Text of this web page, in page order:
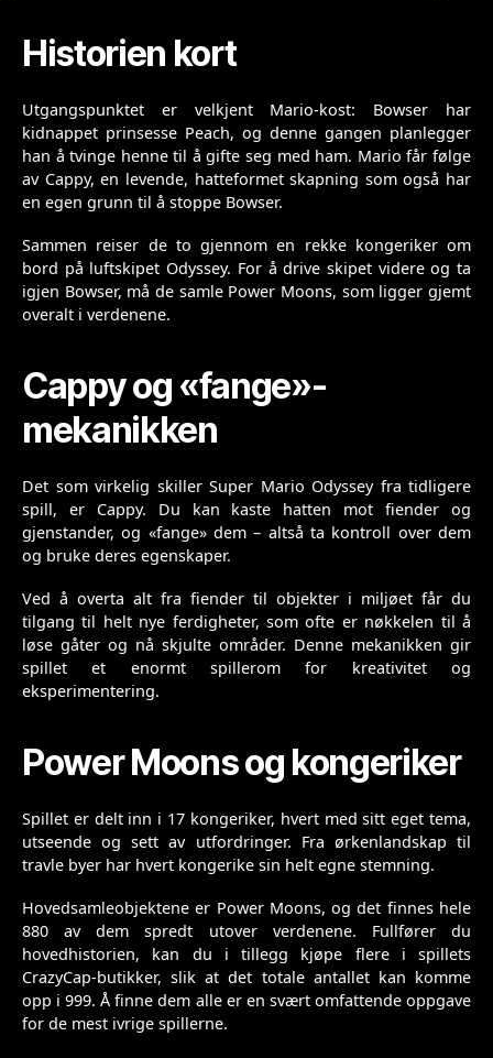
Historien kort
Utgangspunktet er velkjent Mario-kost: Bowser har
kidnappet prinsesse Peach, og denne gangen planlegger
han å tvinge henne til å gifte seg med ham. Mario får følge
av Cappy, en levende, hatteformet skapning som også har
en egen grunn til å stoppe Bowser.
Sammen reiser de to gjennom en rekke kongeriker om
bord på luftskipet Odyssey. For å drive skipet videre og ta
igjen Bowser, må de samle Power Moons, som ligger gjemt
overalt i verdenene.
Cappy og «fange»-
mekanikken
Det som virkelig skiller Super Mario Odyssey fra tidligere
spill, er Cappy. Du kan kaste hatten mot fiender og
gjenstander, og «fange» dem – altså ta kontroll over dem
og bruke deres egenskaper.
Ved å overta alt fra fiender til objekter i miljøet får du
tilgang til helt nye ferdigheter, som ofte er nøkkelen til å
løse gåter og nå skjulte områder. Denne mekanikken gir
spillet et enormt spillerom for kreativitet og
eksperimentering.
Power Moons og kongeriker
Spillet er delt inn i 17 kongeriker, hvert med sitt eget tema,
utseende og sett av utfordringer. Fra ørkenlandskap til
travle byer har hvert kongerike sin helt egne stemning.
Hovedsamleobjektene er Power Moons, og det finnes hele
880 av dem spredt utover verdenene. Fullfører du
hovedhistorien, kan du i tillegg kjøpe flere i spillets
CrazyCap-butikker, slik at det totale antallet kan komme
opp i 999. Å finne dem alle er en svært omfattende oppgave
for de mest ivrige spillerne.